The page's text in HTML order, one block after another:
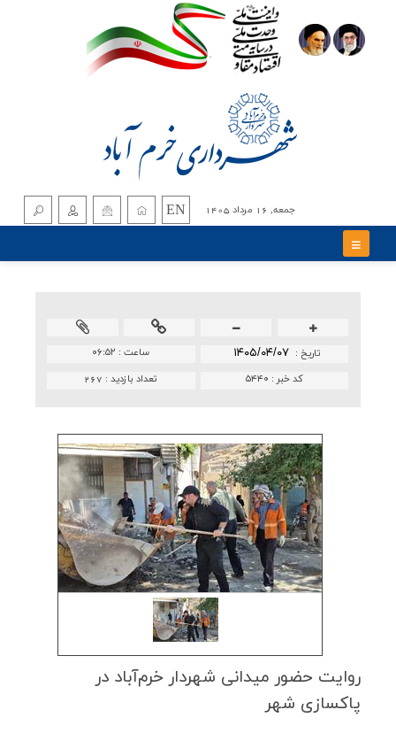
جمعه, 16 مرداد 1405 EN
ساعت : ۰۶:۵۲ تاريخ : ۱۴۰۵/۰۴/۰۷
تعداد بازدید : 267 کد خبر : ۵۴۴۰
روایت حضور میدانی شهردار خرم‌آباد در
پاكسازی شهر